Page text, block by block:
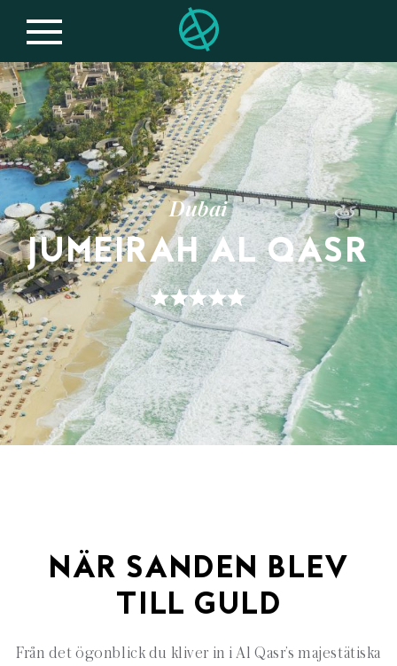
Dubai
JUMEIRAH AL QASR
NÄR SANDEN BLEV
TILL GULD
Från det ögonblick du kliver in i Al Qasr’s majestätiska